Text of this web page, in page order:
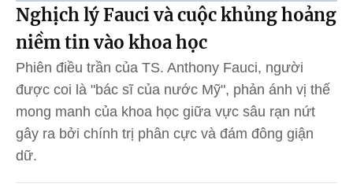
Nghịch lý Fauci và cuộc khủng hoảng
niềm tin vào khoa học
Phiên điều trần của TS. Anthony Fauci, người
được coi là "bác sĩ của nước Mỹ", phản ánh vị thế
mong manh của khoa học giữa vực sâu rạn nứt
gây ra bởi chính trị phân cực và đám đông giận
dữ.